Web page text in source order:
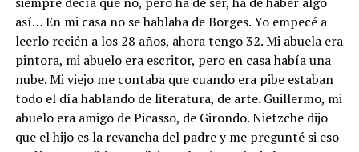
así… En mi casa no se hablaba de Borges. Yo empecé a
leerlo recién a los 28 años, ahora tengo 32. Mi abuela era
pintora, mi abuelo era escritor, pero en casa había una
nube. Mi viejo me contaba que cuando era pibe estaban
todo el día hablando de literatura, de arte. Guillermo, mi
abuelo era amigo de Picasso, de Girondo. Nietzche dijo
que el hijo es la revancha del padre y me pregunté si eso